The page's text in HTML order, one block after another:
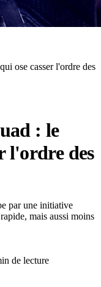
ose casser l'ordre des
: le
l'ordre des
par une initiative
mais aussi moins
de lecture